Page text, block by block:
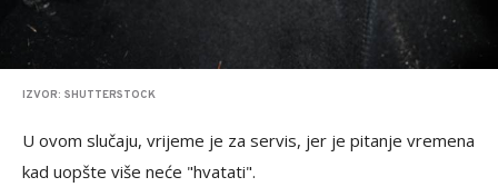
IZVOR: SHUTTERSTOCK
U ovom slučaju, vrijeme je za servis, jer je pitanje vremena
kad uopšte više neće "hvatati".